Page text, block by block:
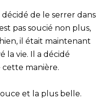
de le serrer dans
pas soucié non plus,
il était maintenant
la vie. Il a décidé
cette manière.
et la plus belle.